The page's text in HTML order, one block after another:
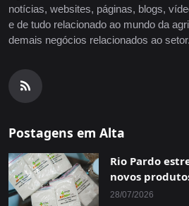
notícias, websites, páginas, blogs,
e de tudo relacionado ao mundo da
demais negócios relacionados ao setor.
Postagens em Alta
Rio Pardo
novos
28/07/2026